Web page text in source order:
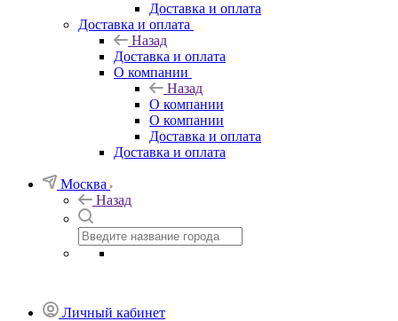
Доставка и оплата
Доставка и оплата
Назад
Доставка и оплата
О компании
Назад
О компании
О компании
Доставка и оплата
Доставка и оплата
Москва
Назад
Личный кабинет